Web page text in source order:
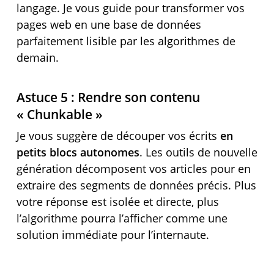
langage. Je vous guide pour transformer vos
pages web en une base de données
parfaitement lisible par les algorithmes de
demain.
Astuce 5 : Rendre son contenu
« Chunkable »
Je vous suggère de découper vos écrits en
petits blocs autonomes. Les outils de nouvelle
génération décomposent vos articles pour en
extraire des segments de données précis. Plus
votre réponse est isolée et directe, plus
l’algorithme pourra l’afficher comme une
solution immédiate pour l’internaute.